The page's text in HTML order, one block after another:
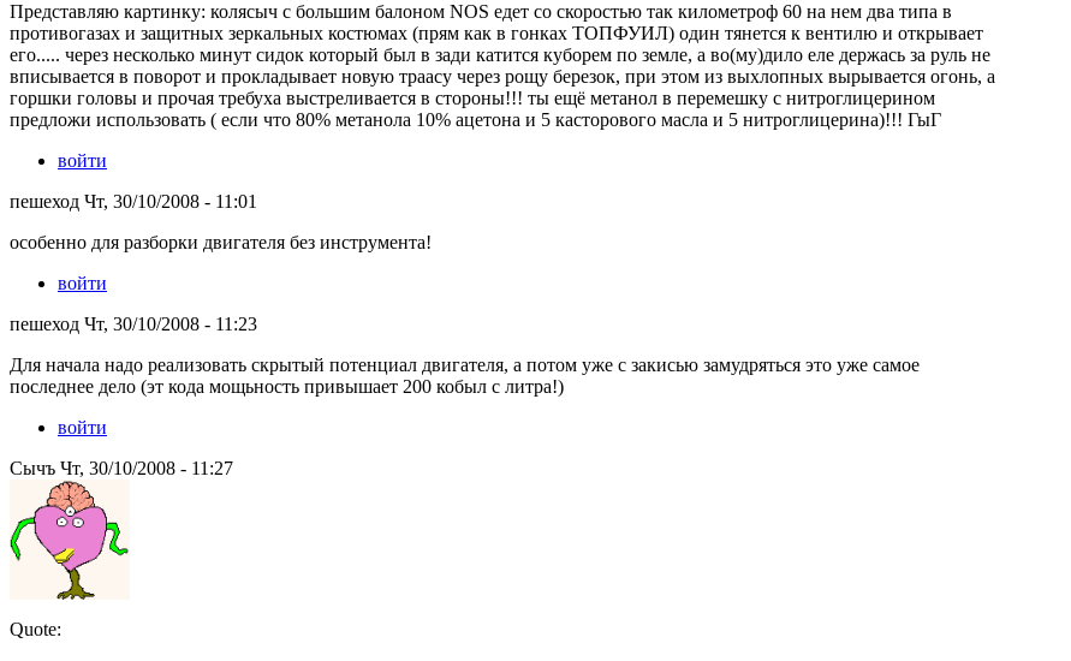
Представляю картинку: колясыч с большим балоном NOS едет со скоростью так километроф 60 на нем два типа в
противогазах и защитных зеркальных костюмах (прям как в гонках ТОПФУИЛ) один тянется к вентилю и открывает
его..... через несколько минут сидок который был в зади катится куборем по земле, а во(му)дило еле держась за руль не
вписывается в поворот и прокладывает новую траасу через рощу березок, при этом из выхлопных вырывается огонь, а
горшки головы и прочая требуха выстреливается в стороны!!! ты ещё метанол в перемешку с нитроглицерином
предложи использовать ( если что 80% метанола 10% ацетона и 5 касторового масла и 5 нитроглицерина)!!! ГыГ
войти
пешеход Чт, 30/10/2008 - 11:01
особенно для разборки двигателя без инструмента!
войти
пешеход Чт, 30/10/2008 - 11:23
Для начала надо реализовать скрытый потенциал двигателя, а потом уже с закисью замудряться это уже самое
последнее дело (эт кода мощьность привышает 200 кобыл с литра!)
войти
Сычъ Чт, 30/10/2008 - 11:27
Quote: